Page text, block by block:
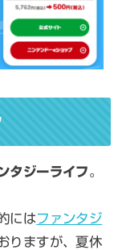
タジーライフ。
にはファンタジ
りますが、夏休